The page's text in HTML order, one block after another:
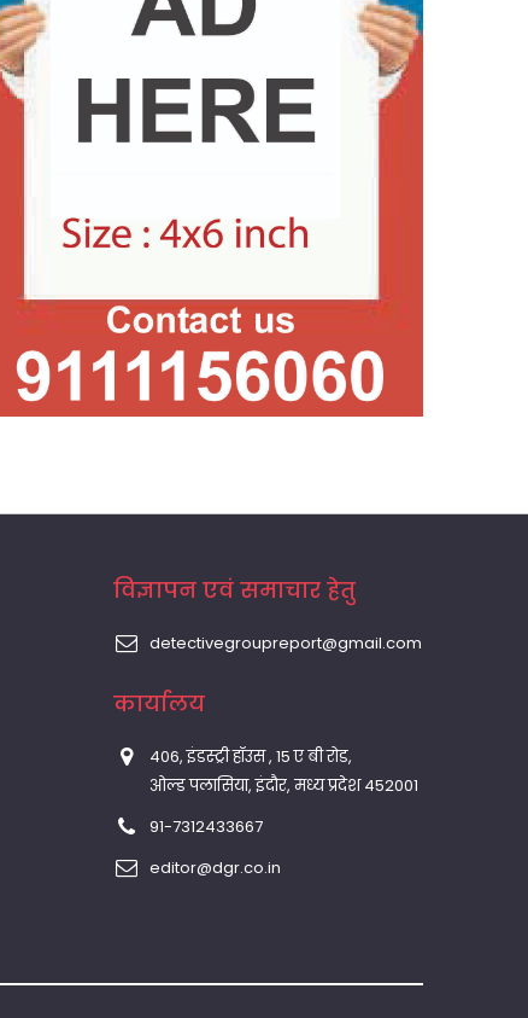
विज्ञापन एवं समाचार हेतु
detectivegroupreport@gmail.com
कार्यालय
406, इंडस्ट्री हॉउस , 15 ए बी रोड,
ओल्ड पलासिया, इंदौर, मध्य प्रदेश 452001
91-7312433667
editor@dgr.co.in